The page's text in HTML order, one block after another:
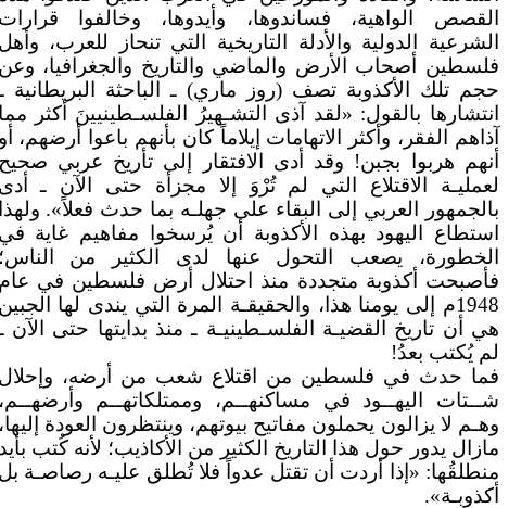
القصص الواهية، فساندوها، وأيدوها، وخالفوا
الشرعية الدولية والأدلة التاريخية التي تنحاز للعرب،
فلسطين أصحاب الأرض والماضي والتاريخ والجغرافيا،
حجم تلك الأكذوبة تصف (روز ماري) ـ الباحثة البريطانية
انتشارها بالقول: «لقد آذى التشـهيرُ الفلسـطينيينَ أكثر
آذاهم الفقر، وأكثر الاتهامات إيلاماً كان بأنهم باعوا أرضهم،
أنهم هربوا بجبن! وقد أدى الافتقار إلى تأريخ عربي
لعمليـة الاقتلاع التي لم تُرْوَ إلا مجزأة حتى الآن ـ
بالجمهور العربي إلى البقاء على جهلـه بما حدث فعلاً».
استطاع اليهود بهذه الأكذوبة أن يُرسخوا مفاهيم غاية
الخطورة، يصعب التحول عنها لدى الكثير من
فأصبحت أكذوبة متجددة منذ احتلال أرض فلسطين في
1948م إلى يومنا هذا، والحقيقـة المرة التي يندى لها
هي أن تاريخ القضيـة الفلسـطينيـة ـ منذ بدايتها حتى الآن
لم يُكتب بعدُ!
فما حدث في فلسطين من اقتلاع شعب من أرضه،
شــتات اليهــود في مساكنهــم، وممتلكاتهــم
وهـم لا يزالون يحملون مفاتيح بيوتهم، وينتظرون العودة
مازال يدور حول هذا التاريخ الكثير من الأكاذيب؛ لأنه كُتب
منطلقُها: «إذا أردت أن تقتل عدواً فلا تُطلق عليـه رصاصـة
أكذوبـة».